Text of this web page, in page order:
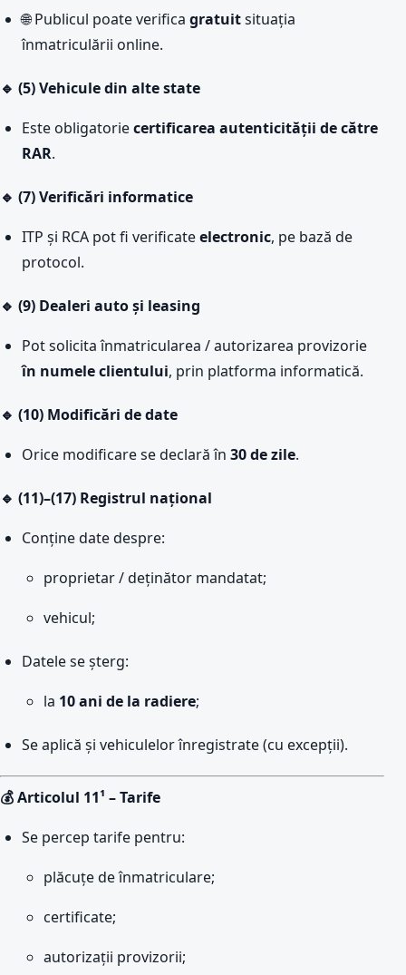
🌐 Publicul poate verifica gratuitsituația
înmatriculării online.
🔹 (5) Vehicule din alte state
Este obligatoriecertificarea autenticității de către
RAR.
🔹 (7) Verificări informatice
ITP și RCA pot fi verificateelectronic, pe bază de
protocol.
🔹 (9) Dealeri auto și leasing
Pot solicita înmatricularea / autorizarea provizorie
în numele clientului, prin platforma informatică.
🔹 (10) Modificări de date
Orice modificare se declară în 30 de zile.
🔹 (11)–(17) Registrul național
Conține date despre:
proprietar / deținător mandatat;
vehicul;
Datele se șterg:
la 10 ani de la radiere;
Se aplică și vehiculelor înregistrate (cu excepții).
💰 Articolul 11¹ – Tarife
Se percep tarife pentru:
plăcuțe de înmatriculare;
certificate;
autorizații provizorii;